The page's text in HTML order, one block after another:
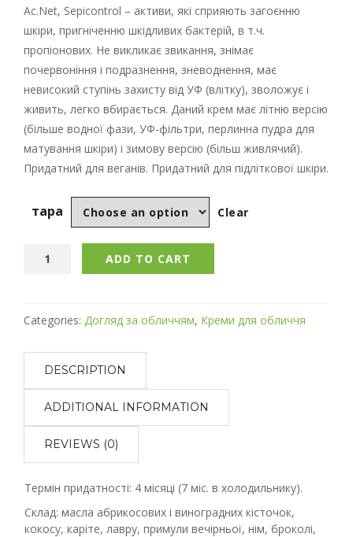
Ac.Net, Sepicontrol – активи, які сприяють загоєнню
шкіри, пригніченню шкідливих бактерій, в т.ч.
пропіонових. Не викликає звикання, знімає
почервоніння і подразнення, зневоднення, має
невисокий ступінь захисту від УФ (влітку), зволожує і
живить, легко вбирається. Даний крем має літню версію
(більше водної фази, УФ-фільтри, перлинна пудра для
матування шкіри) і зимову версію (більш живлячий).
Придатний для веганів. Придатний для підліткової шкіри.
тара Clear
ADD TO CART
Categories: Догляд за обличчям, Креми для обличчя
DESCRIPTION
ADDITIONAL INFORMATION
REVIEWS (0)
Термін придатності: 4 місяці (7 міс. в холодильнику).
Склад: масла абрикосових і виноградних кісточок,
кокосу, каріте, лавру, примули вечірньої, нім, броколі,